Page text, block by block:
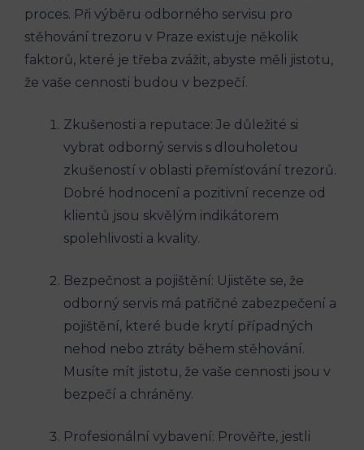
proces. Při výběru odborného servisu pro
stěhování trezoru v Praze existuje několik
faktorů, které je třeba zvážit, abyste měli jistotu,
že vaše cennosti budou v bezpečí.
Zkušenosti a reputace: Je důležité si
vybrat odborný servis s dlouholetou
zkušeností v oblasti přemísťování trezorů.
Dobré hodnocení a pozitivní recenze od
klientů jsou skvělým indikátorem
spolehlivosti a kvality.
Bezpečnost a pojištění: Ujistěte se, že
odborný servis má patřičné zabezpečení a
pojištění, které bude krytí případných
nehod nebo ztráty během stěhování.
Musíte mít jistotu, že vaše cennosti jsou v
bezpečí a chráněny.
Profesionální vybavení: Prověřte, jestli